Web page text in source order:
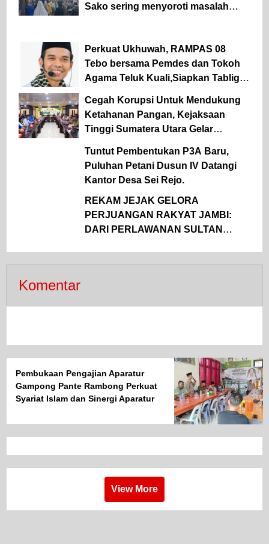
Sako sering menyoroti masalah
Perkuat Ukhuwah, RAMPAS 08
Tebo bersama Pemdes dan Tokoh
Agama Teluk Kuali,Siapkan Tabligh
Cegah Korupsi Untuk Mendukung
Ketahanan Pangan, Kejaksaan
Tinggi Sumatera Utara Gelar
Pertanian Dan Ketahanan Pangan
Tuntut Pembentukan P3A Baru,
Puluhan Petani Dusun IV Datangi
Kantor Desa Sei Rejo.
REKAM JEJAK GELORA
PERJUANGAN RAKYAT JAMBI:
DARI PERLAWANAN SULTAN
Komentar
Pembukaan Pengajian Aparatur
Gampong Pante Rambong Perkuat
Syariat Islam dan Sinergi Aparatur
View More